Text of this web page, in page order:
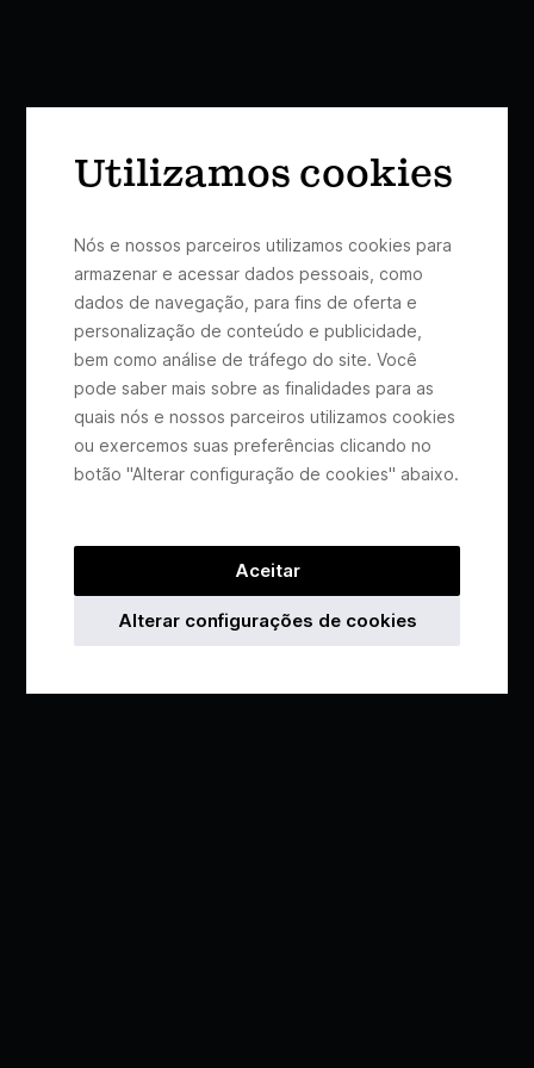
Utilizamos cookies
Nós e nossos parceiros utilizamos cookies para
armazenar e acessar dados pessoais, como
dados de navegação, para fins de oferta e
personalização de conteúdo e publicidade,
bem como análise de tráfego do site. Você
pode saber mais sobre as finalidades para as
quais nós e nossos parceiros utilizamos cookies
ou exercemos suas preferências clicando no
botão "Alterar configuração de cookies" abaixo.
Aceitar
Alterar configurações de cookies